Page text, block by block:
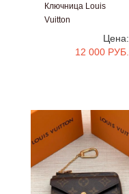
Ключница Louis
Vuitton
Цена:
12 000 РУБ.